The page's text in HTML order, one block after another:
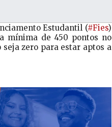
Estudantil (‪#‎Fies‬)
mínima de 450 pontos no
zero para estar aptos a